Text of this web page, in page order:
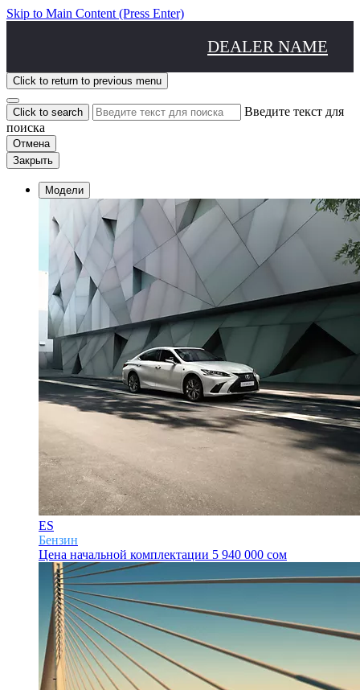
Skip to Main Content (Press Enter)
DEALER NAME
Click to return to previous menu
Click to search
Введите текст для
поиска
Отмена
Закрыть
Модели
ES
Бензин
Цена начальной комплектации 5 940 000 сом